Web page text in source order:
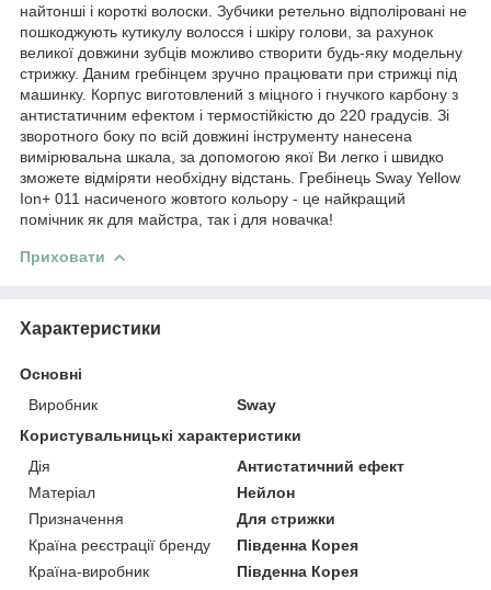
найтонші і короткі волоски. Зубчики ретельно відполіровані не
пошкоджують кутикулу волосся і шкіру голови, за рахунок
великої довжини зубців можливо створити будь-яку модельну
стрижку. Даним гребінцем зручно працювати при стрижці під
машинку. Корпус виготовлений з міцного і гнучкого карбону з
антистатичним ефектом і термостійкістю до 220 градусів. Зі
зворотного боку по всій довжині інструменту нанесена
вимірювальна шкала, за допомогою якої Ви легко і швидко
зможете відміряти необхідну відстань. Гребінець Sway Yellow
Ion+ 011 насиченого жовтого кольору - це найкращий
помічник як для майстра, так і для новачка!
Приховати
Характеристики
Основні
Виробник
Sway
Користувальницькі характеристики
Дія
Антистатичний ефект
Матеріал
Нейлон
Призначення
Для стрижки
Країна реєстрації бренду
Південна Корея
Країна-виробник
Південна Корея